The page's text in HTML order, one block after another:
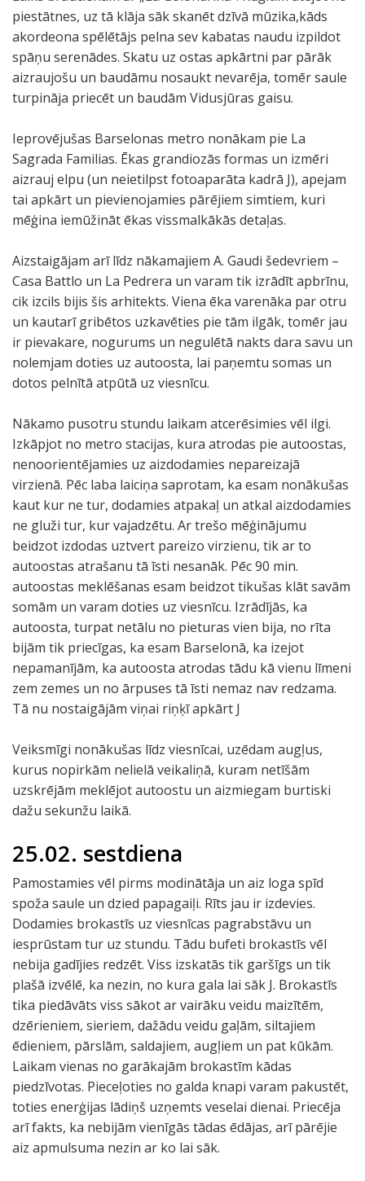
piestātnes, uz tā klāja sāk skanēt dzīvā mūzika,kāds
akordeona spēlētājs pelna sev kabatas naudu izpildot
spāņu serenādes. Skatu uz ostas apkārtni par pārāk
aizraujošu un baudāmu nosaukt nevarēja, tomēr saule
turpināja priecēt un baudām Vidusjūras gaisu.
Ieprovējušas Barselonas metro nonākam pie La
Sagrada Familias. Ēkas grandiozās formas un izmēri
aizrauj elpu (un neietilpst fotoaparāta kadrā J), apejam
tai apkārt un pievienojamies pārējiem simtiem, kuri
mēģina iemūžināt ēkas vissmalkākās detaļas.
Aizstaigājam arī līdz nākamajiem A. Gaudi šedevriem –
Casa Battlo un La Pedrera un varam tik izrādīt apbrīnu,
cik izcils bijis šis arhitekts. Viena ēka varenāka par otru
un kautarī gribētos uzkavēties pie tām ilgāk, tomēr jau
ir pievakare, nogurums un negulētā nakts dara savu un
nolemjam doties uz autoosta, lai paņemtu somas un
dotos pelnītā atpūtā uz viesnīcu.
Nākamo pusotru stundu laikam atcerēsimies vēl ilgi.
Izkāpjot no metro stacijas, kura atrodas pie autoostas,
nenoorientējamies uz aizdodamies nepareizajā
virzienā. Pēc laba laiciņa saprotam, ka esam nonākušas
kaut kur ne tur, dodamies atpakaļ un atkal aizdodamies
ne gluži tur, kur vajadzētu. Ar trešo mēģinājumu
beidzot izdodas uztvert pareizo virzienu, tik ar to
autoostas atrašanu tā īsti nesanāk. Pēc 90 min.
autoostas meklēšanas esam beidzot tikušas klāt savām
somām un varam doties uz viesnīcu. Izrādījās, ka
autoosta, turpat netālu no pieturas vien bija, no rīta
bijām tik priecīgas, ka esam Barselonā, ka izejot
nepamanījām, ka autoosta atrodas tādu kā vienu līmeni
zem zemes un no ārpuses tā īsti nemaz nav redzama.
Tā nu nostaigājām viņai riņķī apkārt J
Veiksmīgi nonākušas līdz viesnīcai, uzēdam augļus,
kurus nopirkām nelielā veikaliņā, kuram netīšām
uzskrējām meklējot autoostu un aizmiegam burtiski
dažu sekunžu laikā.
25.02. sestdiena
Pamostamies vēl pirms modinātāja un aiz loga spīd
spoža saule un dzied papagaiļi. Rīts jau ir izdevies.
Dodamies brokastīs uz viesnīcas pagrabstāvu un
iesprūstam tur uz stundu. Tādu bufeti brokastīs vēl
nebija gadījies redzēt. Viss izskatās tik garšīgs un tik
plašā izvēlē, ka nezin, no kura gala lai sāk J. Brokastīs
tika piedāvāts viss sākot ar vairāku veidu maizītēm,
dzērieniem, sieriem, dažādu veidu gaļām, siltajiem
ēdieniem, pārslām, saldajiem, augļiem un pat kūkām.
Laikam vienas no garākajām brokastīm kādas
piedzīvotas. Pieceļoties no galda knapi varam pakustēt,
toties enerģijas lādiņš uzņemts veselai dienai. Priecēja
arī fakts, ka nebijām vienīgās tādas ēdājas, arī pārējie
aiz apmulsuma nezin ar ko lai sāk.